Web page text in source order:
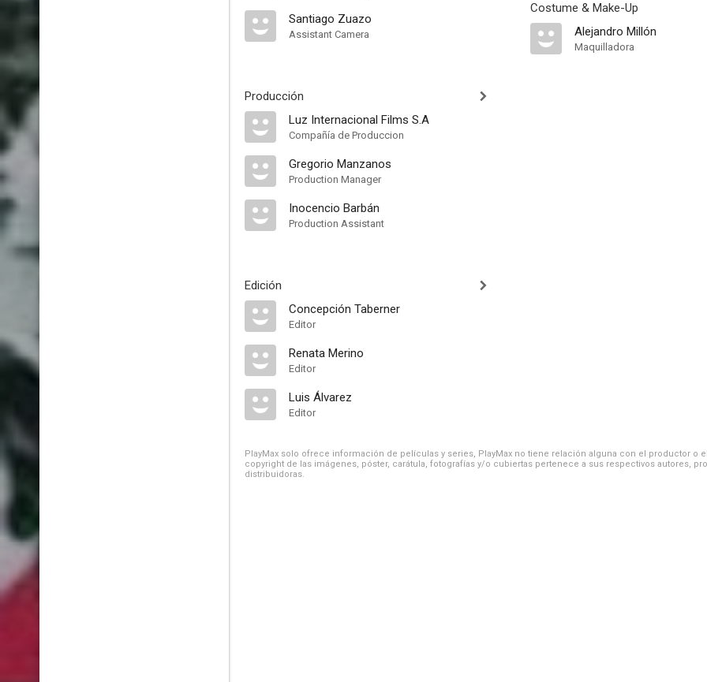
Santiago Zuazo
Assistant Camera
Producción
Luz Internacional Films S.A
Compañía de Produccion
Gregorio Manzanos
Production Manager
Inocencio Barbán
Production Assistant
Edición
Concepción Taberner
Editor
Renata Merino
Editor
Luis Álvarez
Editor
Costume & Make-Up
Alejandro Millón
Maquilladora
PlayMax solo ofrece información de películas y series, PlayMax no tiene relación alguna con el productor o
copyright de las imágenes, póster, carátula, fotografías y/o cubiertas pertenece a sus respectivos autores,
distribuidoras.